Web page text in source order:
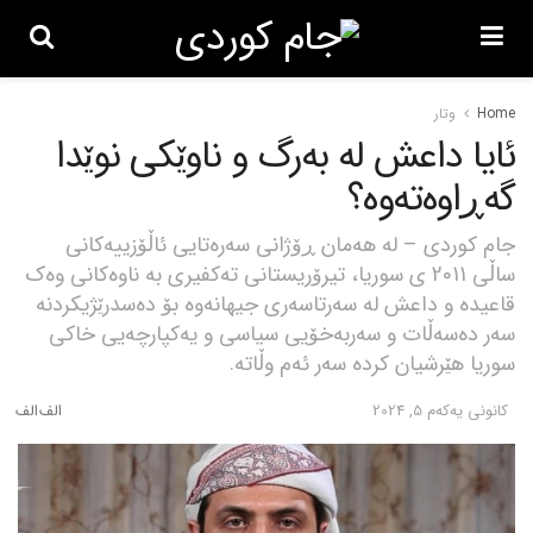
Home وتار
ئایا داعش لە بەرگ و ناوێکی نوێدا
گەڕاوەتەوە؟
جام کوردی – لە هەمان ڕۆژانی سەرەتایی ئاڵۆزییەکانی
ساڵی 2011 ی سوریا، تیرۆریستانی تەکفیری بە ناوەکانی وەک
قاعیدە و داعش لە سەرتاسەری جیهانەوە بۆ دەسدرێژیکردنە
سەر دەسەڵات و سەربەخۆیی سیاسی و یەکپارچەیی خاکی
سوریا هێرشیان کردە سەر ئەم وڵاتە.
كانونی یه‌كه‌م 5, 2024